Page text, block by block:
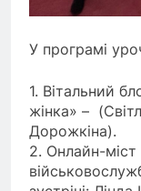
У програмі
1. Вітальний
жінка» –
Дорожкіна).
2. Онлайн-